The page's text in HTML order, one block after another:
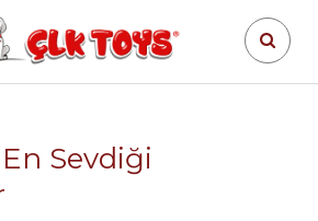
Sevdiği Oyuncaklar
Sevdiği